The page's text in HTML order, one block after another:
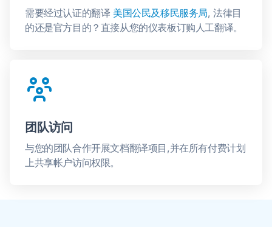
需要经过认证的翻译 美国公民及移民服务局, 法律目
的还是官方目的？直接从您的仪表板订购人工翻译。
团队访问
与您的团队合作开展文档翻译项目,并在所有付费计划
上共享帐户访问权限。